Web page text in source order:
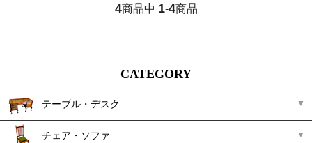
4商品中 1-4商品
CATEGORY
テーブル・デスク
チェア・ソファ